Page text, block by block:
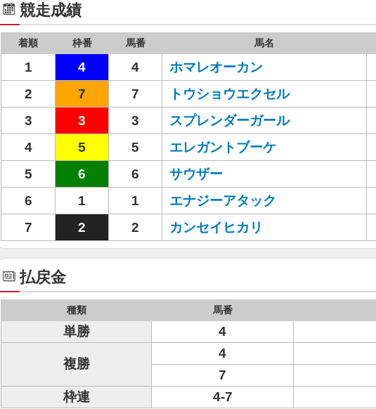
競走成績
着順 枠番 馬番 馬名
1 4 4 ホマレオーカン
2
7 7 トウショウエクセル
3
3 3 スプレンダーガール
4
5 5 エレガントブーケ
5
6 6 サウザー
6
1 1 エナジーアタック
7
2 2 カンセイヒカリ
払戻金
種類 馬番
単勝 4
複勝
4
7
枠連
4-7